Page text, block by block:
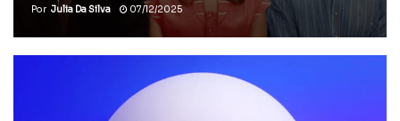
Por Julia Da Silva 07/12/2025